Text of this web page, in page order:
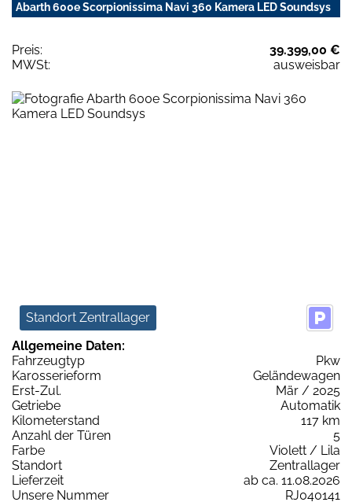
Abarth 600e Scorpionissima Navi 360 Kamera LED Soundsys
Preis:
39.399,00 €
MWSt:
ausweisbar
Standort Zentrallager
Allgemeine Daten:
Fahrzeugtyp
Pkw
Karosserieform
Geländewagen
Erst-Zul.
Mär / 2025
Getriebe
Automatik
Kilometerstand
117 km
Anzahl der Türen
5
Farbe
Violett / Lila
Standort
Zentrallager
Lieferzeit
ab ca. 11.08.2026
Unsere Nummer
RJ040141